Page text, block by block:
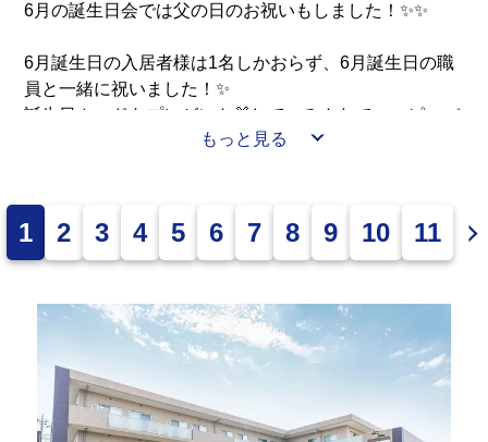
6月の誕生日会では父の日のお祝いもしました！✨✨
6月誕生日の入居者様は1名しかおらず、6月誕生日の職
員と一緒に祝いました！✨
誕生日カードをプレゼント🎁して、みんなでハッピーバ
ースデーソングを歌っています！🎶
ました！😁
そして今回は尺八のボランティアさんが来てくれまし
た！
今回もとても素敵な演奏を披露してくれました！😭
もっと見る
1 2 3 4 5 6 7 8 9 10 11